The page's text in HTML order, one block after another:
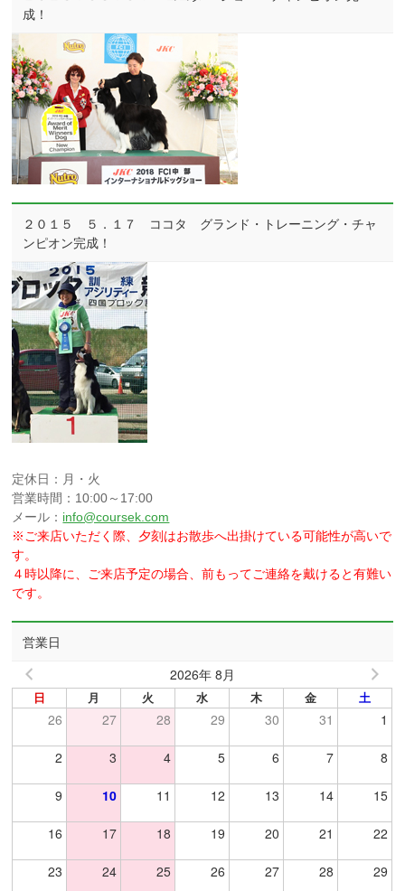
成！
２０１５ ５．１７ ココタ グランド・トレーニング・チャ
ンピオン完成！
定休日：月・火
営業時間：10:00～17:00
メール： info@coursek.com
※ご来店いただく際、夕刻はお散歩へ出掛けている可能性が高いで
す。
４時以降に、ご来店予定の場合、前もってご連絡を戴けると有難い
です。
営業日
2026年 8月
日 月 火 水 木 金 土
26 27 28 29 30 31 1
2 3 4 5 6 7 8
9 10 11 12 13 14 15
16 17 18 19 20 21 22
23 24 25 26 27 28 29